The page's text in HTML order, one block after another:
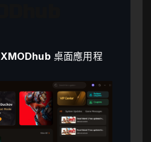
XMODhub桌面應用程